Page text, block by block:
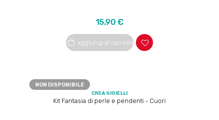
Prezzo
15,90 €
aggiungi al carrello
NON DISPONIBILE
CREA GIOIELLI
Kit Fantasia di perle e pendenti - Cuori